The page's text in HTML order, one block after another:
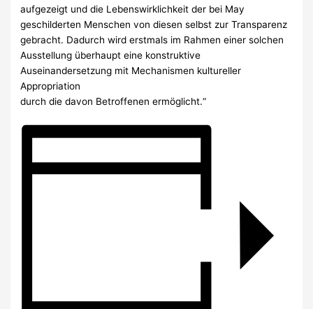
aufgezeigt und die Lebenswirklichkeit der bei May
geschilderten Menschen von diesen selbst zur Transparenz
gebracht. Dadurch wird erstmals im Rahmen einer solchen
Ausstellung überhaupt eine konstruktive
Auseinandersetzung mit Mechanismen kultureller
Appropriation
durch die davon Betroffenen ermöglicht.“